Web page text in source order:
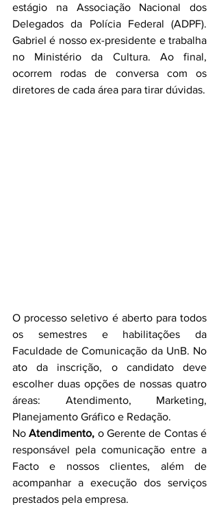
estágio na Associação Nacional dos
Delegados da Polícia Federal (ADPF).
Gabriel é nosso ex-presidente e trabalha
no Ministério da Cultura. Ao final,
ocorrem rodas de conversa com os
diretores de cada área para tirar dúvidas.
O processo seletivo é aberto para todos
os semestres e habilitações da
Faculdade de Comunicação da UnB. No
ato da inscrição, o candidato deve
escolher duas opções de nossas quatro
áreas: Atendimento, Marketing,
Planejamento Gráfico e Redação.
No Atendimento, o Gerente de Contas é
responsável pela comunicação entre a
Facto e nossos clientes, além de
acompanhar a execução dos serviços
prestados pela empresa.